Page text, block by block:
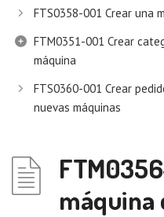
FTS0358-001 Crear una
FTM0351-001 Crear
máquina
FTS0360-001 Crear
nuevas máquinas
máquina